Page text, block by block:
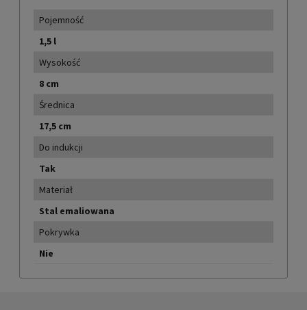
Pojemność
1,5 l
Wysokość
8 cm
Średnica
17,5 cm
Do indukcji
Tak
Materiał
Stal emaliowana
Pokrywka
Nie